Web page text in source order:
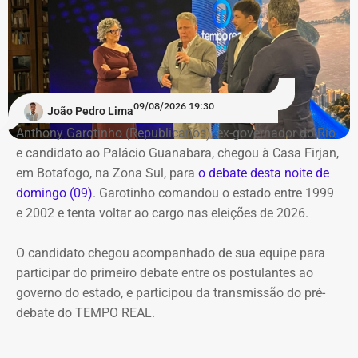
O público também poderá acompanhar a cobertura
especial do TEMPO REAL pelo Instagram do portal, com
transmissão e atualizações nos Stories. Estamos ao vivo
com o pré-debate desde às 19h.Acompanhe pelo link.
João Pedro Lima09/08/2026 19:30
Anthony Garotinho (Republicanos), ex-governador do Rio
e candidato ao Palácio Guanabara, chegou à Casa Firjan,
em Botafogo, na Zona Sul, para o debate desta noite de
domingo (09). Garotinho comandou o estado entre 1999
e 2002 e tenta voltar ao cargo nas eleições de 2026.
O candidato chegou acompanhado de sua equipe para
participar do primeiro debate entre os postulantes ao
governo do estado, e participou da transmissão do pré-
debate do TEMPO REAL.